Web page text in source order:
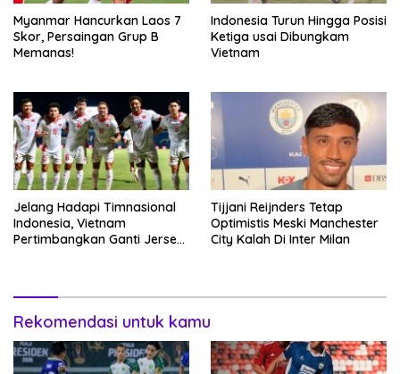
Myanmar Hancurkan Laos 7
Skor, Persaingan Grup B
Memanas!
Indonesia Turun Hingga Posisi
Ketiga usai Dibungkam
Vietnam
Jelang Hadapi Timnasional
Indonesia, Vietnam
Pertimbangkan Ganti Jersey
Tijjani Reijnders Tetap
Optimistis Meski Manchester
City Kalah Di Inter Milan
Rekomendasi untuk kamu